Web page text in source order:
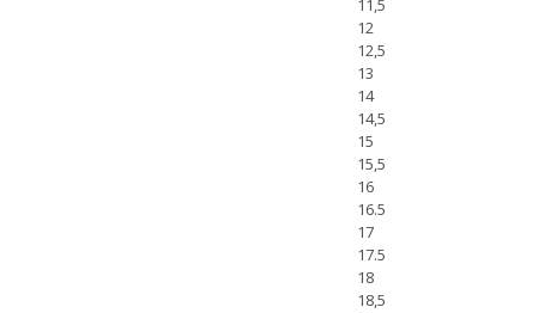
12
12,5
13
14
14,5
15
15,5
16
16.5
17
17.5
18
18,5